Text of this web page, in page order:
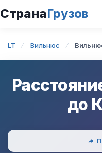
СтранаГрузов
LT Вильнюс
до